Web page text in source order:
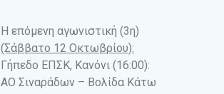
Η επόμενη αγωνιστική (3η)
(Σάββατο 12 Οκτωβρίου):
Γήπεδο ΕΠΣΚ, Κανόνι (16:00):
ΑΟ Σιναράδων – Βολίδα Κάτω